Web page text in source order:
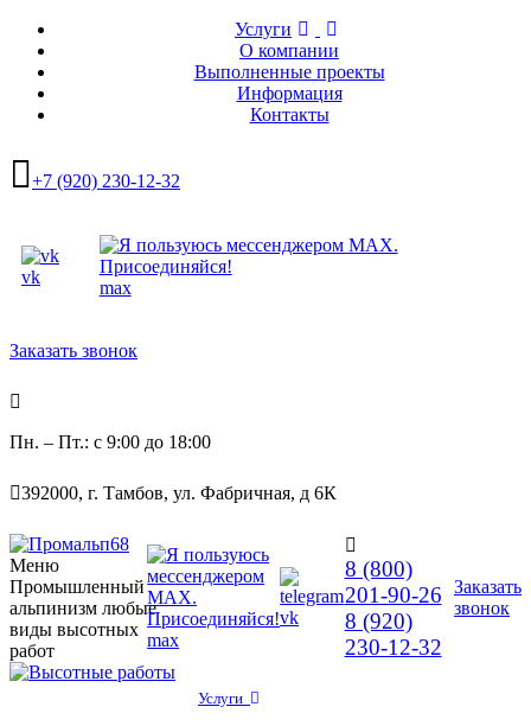
Услуги
О компании
Выполненные проекты
Информация
Контакты
+7 (920) 230-12-32
vk
max
Заказать звонок
Пн. – Пт.: с 9:00 до 18:00
392000, г. Тамбов, ул. Фабричная, д 6К
Меню
Промышленный
альпинизм любые
виды высотных
работ
max
vk
8 (800)
201-90-26
8 (920)
230-12-32
Заказать
звонок
Услуги